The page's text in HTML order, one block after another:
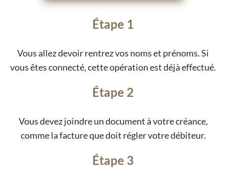
Étape 1
Vous allez devoir rentrez vos noms et prénoms. Si
vous êtes connecté, cette opération est déjà effectué.
Étape 2
Vous devez joindre un document à votre créance,
comme la facture que doit régler votre débiteur.
Étape 3